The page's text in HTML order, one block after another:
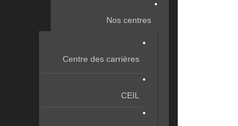
Nos centres
Centre des carrières
CEIL